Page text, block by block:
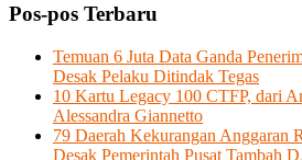
Pos-pos Terbaru
Temuan 6 Juta Data Ganda
Desak Pelaku Ditindak Tegas
10 Kartu Legacy 100 CTFP, dari
Alessandra Giannetto
79 Daerah Kekurangan Anggaran
Desak Pemerintah Pusat Tambah